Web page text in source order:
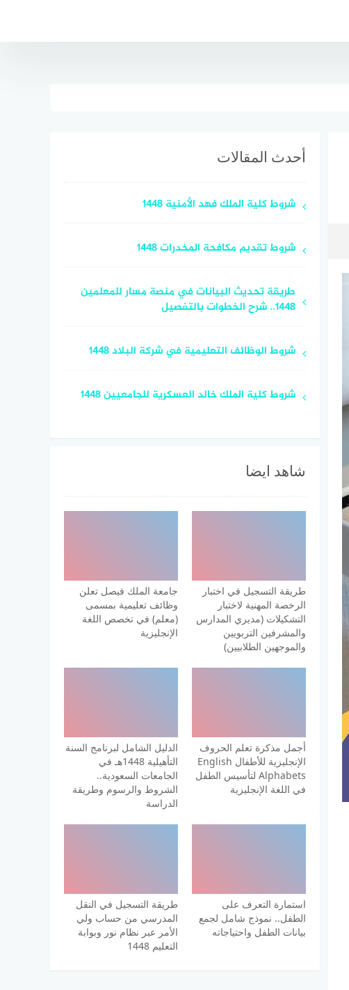
أحدث المقالات
شروط كلية الملك فهد الأمنية 1448
شروط تقديم مكافحة المخدرات 1448
طريقة تحديث البيانات في منصة مسار للمعلمين
1448.. شرح الخطوات بالتفصيل
شروط الوظائف التعليمية في شركة البلاد 1448
شروط كلية الملك خالد العسكرية للجامعيين 1448
شاهد ايضا
طريقة التسجيل في اختبار
الرخصة المهنية لاختبار
التشكيلات (مديري المدارس
والمشرفين التربويين
والموجهين الطلابيين)
جامعة الملك فيصل تعلن
وظائف تعليمية بمسمى
(معلم) في تخصص اللغة
الإنجليزية
أجمل مذكرة تعلم الحروف
الإنجليزية للأطفال English
Alphabets لتأسيس الطفل
في اللغة الإنجليزية
الدليل الشامل لبرنامج السنة
التأهيلية 1448هـ في
الجامعات السعودية..
الشروط والرسوم وطريقة
الدراسة
استمارة التعرف على
الطفل.. نموذج شامل لجمع
بيانات الطفل واحتياجاته
طريقة التسجيل في النقل
المدرسي من حساب ولي
الأمر عبر نظام نور وبوابة
التعليم 1448